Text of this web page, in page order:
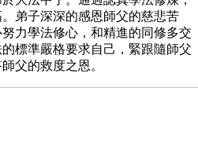
弟子深深的感恩師父的慈悲苦
力學法修心，和精進的同修多交
標準嚴格要求自己，緊跟隨師父
父的救度之恩。